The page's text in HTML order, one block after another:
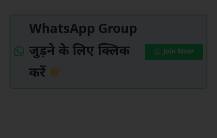
WhatsApp Group
जुड़ने के लिए क्लिक
करें
Join Now